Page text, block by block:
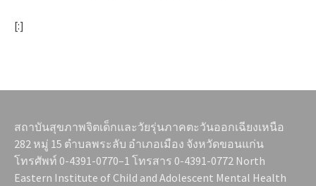
[:]
สถาบันสุขภาพจิตเด็กและวัยรุ่นภาคตะวันออกเฉียงเหนือ
282 หมู่ 15 ตำบลพระลับ อำเภอเมือง จังหวัดขอนแก่น
โทรศัพท์ 0-4391-0770–1 โทรสาร 0-4391-0772 North
Eastern Institute of Child and Adolescent Mental Health